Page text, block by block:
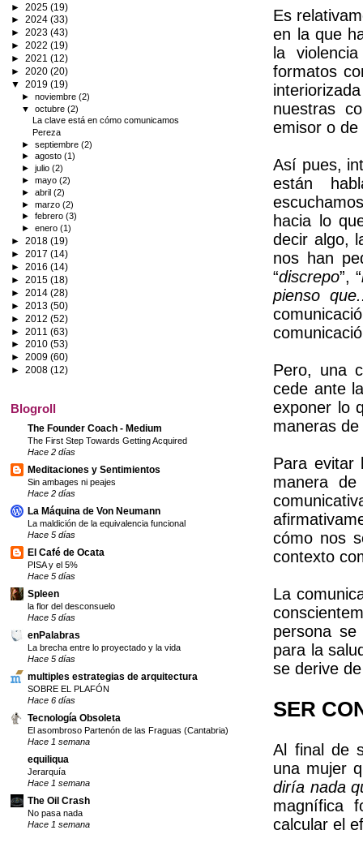
Es
en la que
la
formatos
nuestras
emisor o de
Así pues,
están
hacia lo
decir algo,
nos han
“discrepo”, “
pienso
Pero, una
cede ante
exponer lo
maneras
Para evitar
manera
cómo nos
contexto
La
persona
para la
se derive
SER
Al final de
una mujer
diría nada
magnífica
calcular el
► 2025 (19)
► 2024 (33)
► 2023 (43)
► 2022 (19)
► 2021 (12)
► 2020 (20)
▼ 2019 (19)
►noviembre(2)
▼octubre(2)
La clave está en cómo comunicamos
Pereza
►septiembre(2)
►agosto(1)
►julio(2)
►mayo(2)
►abril(2)
►marzo(2)
►febrero(3)
►enero(1)
► 2018 (19)
► 2017 (14)
► 2016 (14)
► 2015 (18)
► 2014 (28)
► 2013 (50)
► 2012 (52)
► 2011 (63)
► 2010 (53)
► 2009 (60)
► 2008 (12)
Blogroll
The Founder Coach - Medium
The First Step Towards Getting Acquired
Hace 2 días
Meditaciones y Sentimientos
Sin ambages ni peajes
Hace 2 días
La Máquina de Von Neumann
La maldición de la equivalencia funcional
Hace 5 días
El Café de Ocata
PISA y el 5%
Hace 5 días
Spleen
la flor del desconsuelo
Hace 5 días
enPalabras
La brecha entre lo proyectado y la vida
Hace 5 días
multiples estrategias de arquitectura
SOBRE EL PLAFÓN
Hace 6 días
Tecnología Obsoleta
El asombroso Partenón de las Fraguas (Cantabria)
Hace 1 semana
equiliqua
Jerarquía
Hace 1 semana
The Oil Crash
No pasa nada
Hace 1 semana